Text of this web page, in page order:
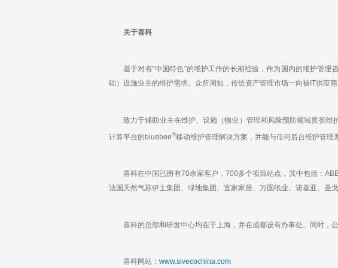
关于喜科
基于对有“中国特色”的维护工作的长期经验，作为国内的维护管理
础）设施业主的维护需求。众所周知，传统资产管理市场一向被IT供应
致力于辅助业主在维护、设施（物业）管理和风险预防领域贯彻维
计算平台的bluebee®移动维护管理解决方案，并能与任何后台维护管
喜科在中国已拥有70余家客户，700多个项目站点，其中包括：ABB
法国天然气苏伊士集团、绿地集团、宜家家居、万国纸业、诺基亚、圣
喜科的总部和研发中心均在于上海，并在成都设有办事处。同时，
喜科网站： www.sivecochina.com